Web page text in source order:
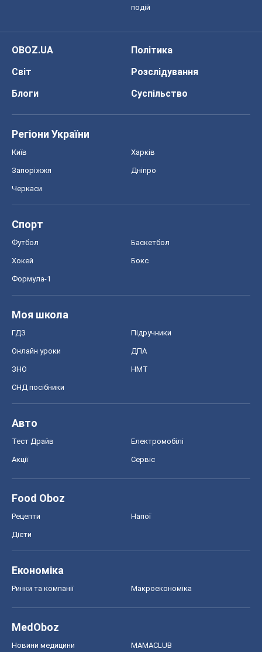
подій
OBOZ.UA
Політика
Світ
Розслідування
Блоги
Суспільство
Регіони України
Київ Харків
Запоріжжя Дніпро
Черкаси
Спорт
Футбол Баскетбол
Хокей Бокс
Формула-1
Моя школа
ГДЗ Підручники
Онлайн уроки ДПА
ЗНО НМТ
СНД посібники
Авто
Тест Драйв Електромобілі
Акції Сервіс
Food Oboz
Рецепти Напої
Дієти
Економіка
Ринки та компанії Макроекономіка
MedOboz
Новини медицини MAMACLUB